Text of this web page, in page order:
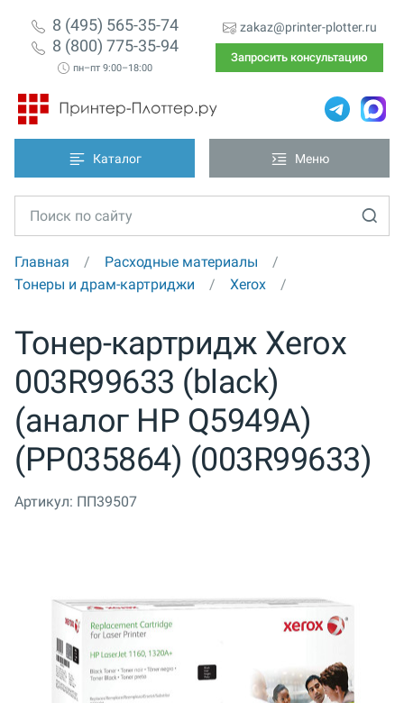
8 (495) 565-35-74
8 (800) 775-35-94
пн–пт 9:00–18:00
zakaz@printer-plotter.ru
Запросить консультацию
Каталог Меню
Главная
Расходные материалы
Тонеры и драм-картриджи
Xerox
Тонер-картридж Xerox
003R99633 (black)
(аналог HP Q5949A)
(PP035864) (003R99633)
Артикул: ПП39507